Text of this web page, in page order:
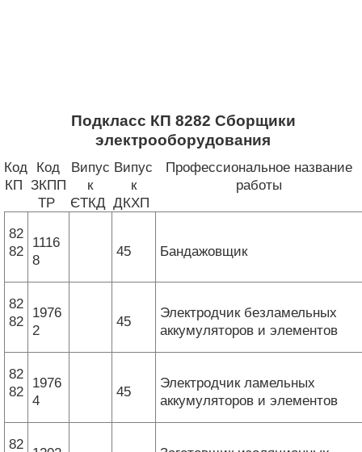
Подкласс КП 8282 Сборщики
электрооборудования
Код
КП
Код
ЗКПП
ТР
Випус
к
ЄТКД
Випус
к
ДКХП
Профессиональное название
работы
82
82
1116
8
45 Бандажовщик
82
82
1976
2
45
Электродчик безламельных
аккумуляторов и элементов
82
82
1976
4
45
Электродчик ламельных
аккумуляторов и элементов
82